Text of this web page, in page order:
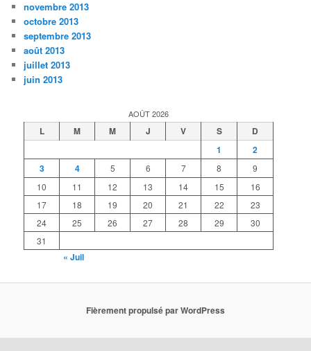
novembre 2013
octobre 2013
septembre 2013
août 2013
juillet 2013
juin 2013
AOÛT 2026
L M M J V S
D
1
2
3
4 5 6 7 8
9
10
11 12 13 14 15
16
17
18 19 20 21 22
23
24
25 26 27 28 29
30
31
« Juil
Fièrement propulsé par WordPress